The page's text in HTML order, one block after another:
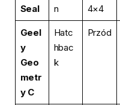
Seal
n
4×4
Geel
y
Geo
metr
y C
Hatc
hbac
k
Przód